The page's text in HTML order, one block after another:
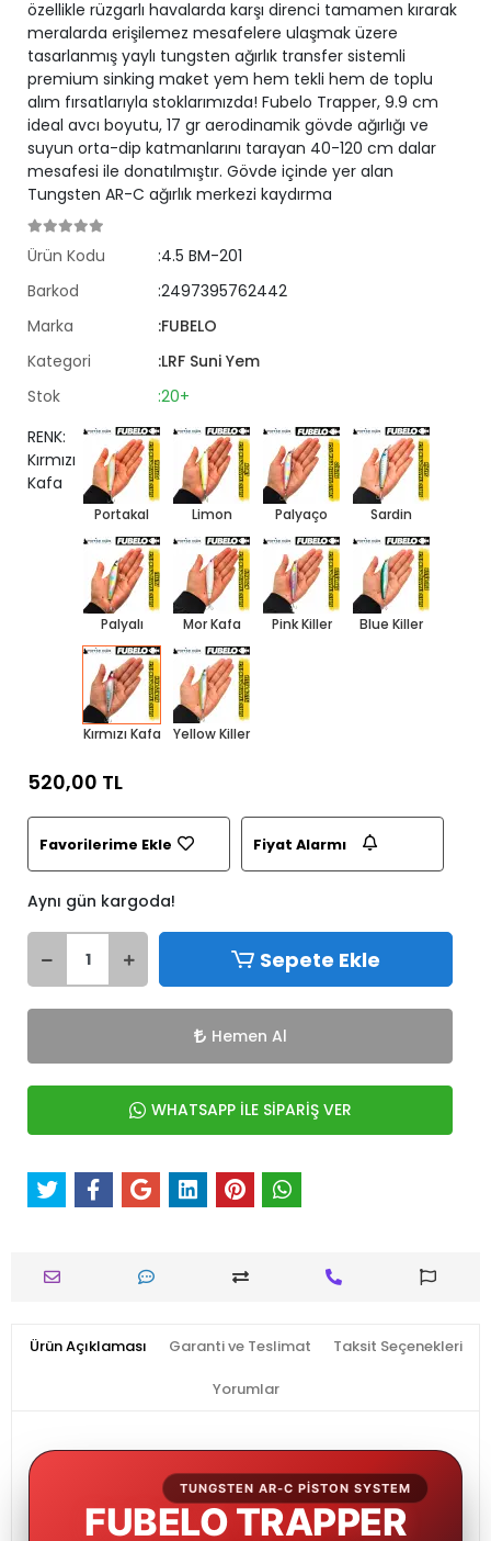
özellikle rüzgarlı havalarda karşı direnci tamamen kırarak
meralarda erişilemez mesafelere ulaşmak üzere
tasarlanmış yaylı tungsten ağırlık transfer sistemli
premium sinking maket yem hem tekli hem de toplu
alım fırsatlarıyla stoklarımızda! Fubelo Trapper, 9.9 cm
ideal avcı boyutu, 17 gr aerodinamik gövde ağırlığı ve
suyun orta-dip katmanlarını tarayan 40-120 cm dalar
mesafesi ile donatılmıştır. Gövde içinde yer alan
Tungsten AR-C ağırlık merkezi kaydırma
Ürün Kodu
:4.5 BM-201
Barkod
:2497395762442
Marka
:FUBELO
Kategori
:LRF Suni Yem
Stok
:20+
RENK:
Kırmızı
Kafa
Portakal Limon Palyaço Sardin
Palyalı Mor Kafa Pink Killer Blue Killer
Kırmızı Kafa Yellow Killer
520,00 TL
Favorilerime Ekle Fiyat Alarmı
Aynı gün kargoda!
Sepete Ekle
Hemen Al
WHATSAPP İLE SİPARİŞ VER
Ürün Açıklaması Garanti ve Teslimat Taksit Seçenekleri
Yorumlar
TUNGSTEN AR-C PISTON SYSTEM
FUBELO TRAPPER